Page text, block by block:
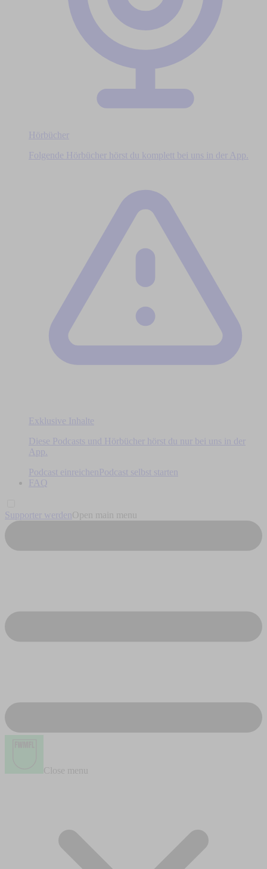
Hörbücher
Folgende Hörbücher hörst du komplett bei uns in der App.
Exklusive Inhalte
Diese Podcasts und Hörbücher hörst du nur bei uns in der
App.
Podcast einreichen
Podcast selbst starten
FAQ
Supporter werden Open main menu
Close menu